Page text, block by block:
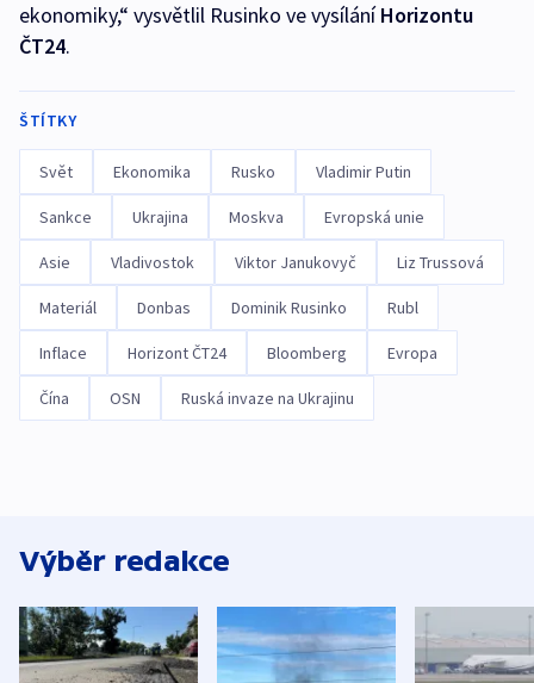
ekonomiky,“ vysvětlil Rusinko ve vysíláníHorizontu
ČT24.
ŠTÍTKY
Svět Ekonomika Rusko Vladimir Putin
Sankce Ukrajina Moskva Evropská unie
Asie Vladivostok Viktor Janukovyč Liz Trussová
Materiál Donbas Dominik Rusinko Rubl
Inflace Horizont ČT24 Bloomberg Evropa
Čína OSN Ruská invaze na Ukrajinu
Výběr redakce